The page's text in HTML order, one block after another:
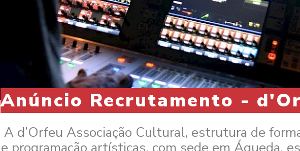
Anúncio Recrutamento -
A d’Orfeu Associação Cultural, estrutura de